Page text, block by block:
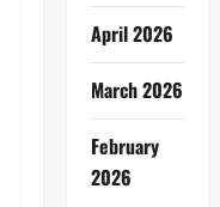
April 2026
March 2026
February
2026